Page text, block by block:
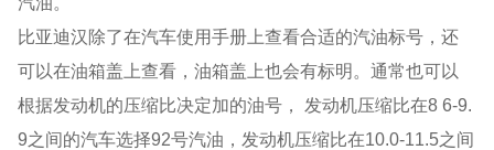
比亚迪汉除了在汽车使用手册上查看合适的汽油标号，还
可以在油箱盖上查看，油箱盖上也会有标明。通常也可以
根据发动机的压缩比决定加的油号， 发动机压缩比在8 6-9.
9之间的汽车选择92号汽油，发动机压缩比在10.0-11.5之间